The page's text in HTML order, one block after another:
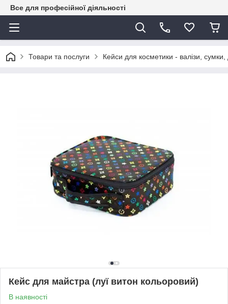
Все для професійної діяльності
Товари та послуги Кейси для косметики - валізи, сумки,
Кейс для майстра (луї витон кольоровий)
В наявності